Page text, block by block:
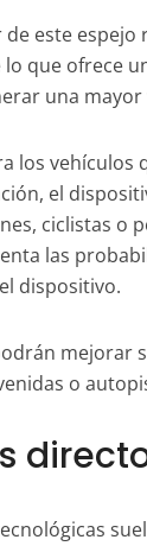
este
que ofrece
una
los vehículos
el
ciclistas o
las
dispositivo.
mejorar
o